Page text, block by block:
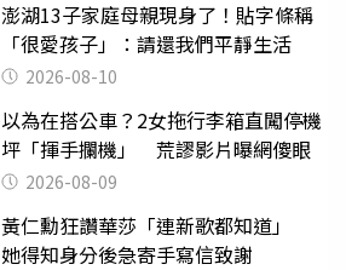
澎湖13子家庭母親現身了！貼字條稱
「很愛孩子」：請還我們平靜生活
2026-08-10
以為在搭公車？2女拖行李箱直闖停機
坪「揮手攔機」 荒謬影片曝網傻眼
2026-08-09
黃仁勳狂讚華莎「連新歌都知道」
她得知身分後急寄手寫信致謝